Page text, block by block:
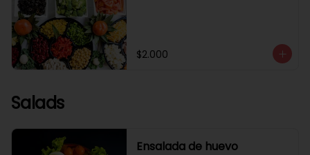
$2.000
Salads
Ensalada de huevo